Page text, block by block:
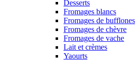
Desserts
Fromages blancs
Fromages de bufflones
Fromages de chèvre
Fromages de vache
Lait et crèmes
Yaourts